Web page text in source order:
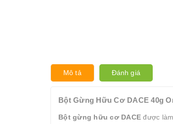
Mô tả Đánh giá
Bột Gừng Hữu Cơ DACE 40g
Bột gừng hữu cơ DACE được